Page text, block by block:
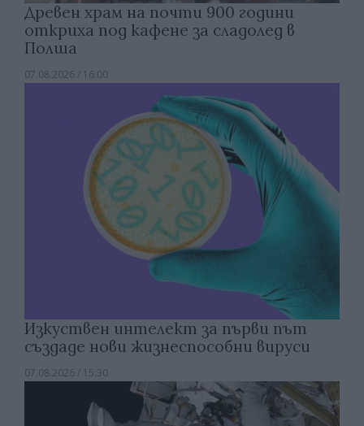
Древен храм на почти 900 години
откриха под кафене за сладолед в
Полша
07.08.2026 / 16:00
Изкуствен интелект за първи път
създаде нови жизнеспособни вируси
07.08.2026 / 15:30